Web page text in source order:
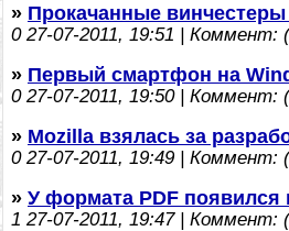
» Прокачанные
027-07-2011, 19:51 | Коммент:
» Первый смартфон на
027-07-2011, 19:50 | Коммент:
» Mozilla взялась за
027-07-2011, 19:49 | Коммент:
» У формата PDF появился
1 27-07-2011, 19:47 | Коммент: